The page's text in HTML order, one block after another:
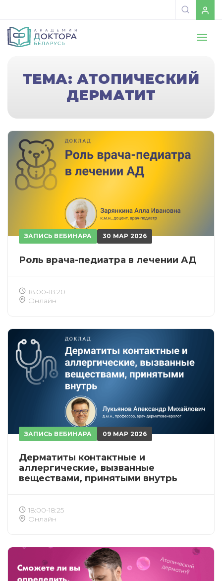
ТЕМА: АТОПИЧЕСКИЙ
ДЕРМАТИТ
ЗАПИСЬ ВЕБИНАРА 30 МАР 2026
Роль врача-педиатра в лечении АД
18:00-18:20
Онлайн
ЗАПИСЬ ВЕБИНАРА 09 МАР 2026
Дерматиты контактные и
аллергические, вызванные
веществами, принятыми внутрь
18:00-18:25
Онлайн